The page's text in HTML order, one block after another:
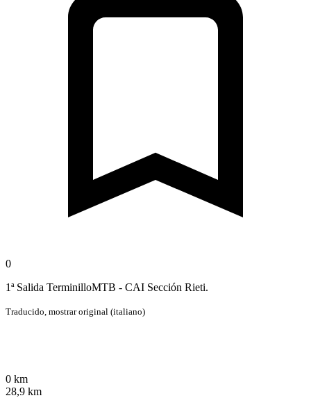
0
1ª Salida TerminilloMTB - CAI Sección Rieti.
Traducido, mostrar original (italiano)
0 km
28,9 km